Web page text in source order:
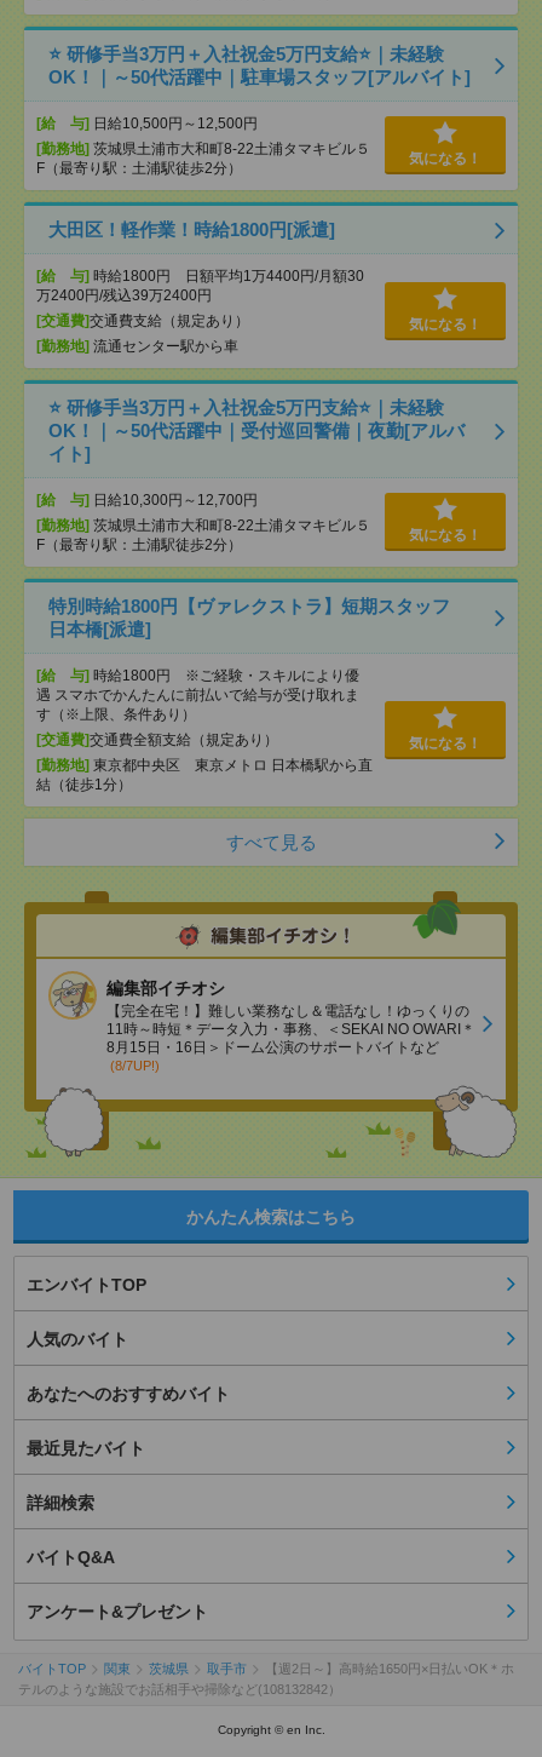
⭐ 研修手当3万円＋入社祝金5万円支給⭐｜未経験
OK！｜～50代活躍中｜駐車場スタッフ[アルバイト]
[給 与] 日給10,500円～12,500円
[勤務地] 茨城県土浦市大和町8-22土浦タマキビル５
F（最寄り駅：土浦駅徒歩2分）
気になる！
大田区！軽作業！時給1800円[派遣]
[給 与] 時給1800円 日額平均1万4400円/月額30
万2400円/残込39万2400円
[交通費]交通費支給（規定あり）
[勤務地] 流通センター駅から車
気になる！
⭐ 研修手当3万円＋入社祝金5万円支給⭐｜未経験
OK！｜～50代活躍中｜受付巡回警備｜夜勤[アルバ
イト]
[給 与] 日給10,300円～12,700円
[勤務地] 茨城県土浦市大和町8-22土浦タマキビル５
F（最寄り駅：土浦駅徒歩2分）
気になる！
特別時給1800円【ヴァレクストラ】短期スタッフ
日本橋[派遣]
[給 与] 時給1800円 ※ご経験・スキルにより優
遇 スマホでかんたんに前払いで給与が受け取れま
す（※上限、条件あり）
[交通費]交通費全額支給（規定あり）
[勤務地] 東京都中央区 東京メトロ 日本橋駅から直
結（徒歩1分）
気になる！
すべて見る
編集部イチオシ
【完全在宅！】難しい業務なし＆電話なし！ゆっくりの
11時～時短＊データ入力・事務、＜SEKAI NO OWARI＊
8月15日・16日＞ドーム公演のサポートバイトなど
(8/7UP!)
かんたん検索はこちら
エンバイトTOP
人気のバイト
あなたへのおすすめバイト
最近見たバイト
詳細検索
バイトQ&A
アンケート&プレゼント
バイトTOP 関東 茨城県 取手市
【週2日～】高時給1650円×日払いOK＊ホ
テルのような施設でお話相手や掃除など(108132842）
Copyright © en Inc.